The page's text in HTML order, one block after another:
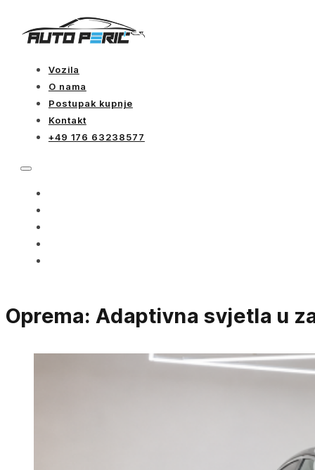
Vozila
O nama
Postupak kupnje
Kontakt
+49 176 63238577
Oprema: Adaptivna svjetla u